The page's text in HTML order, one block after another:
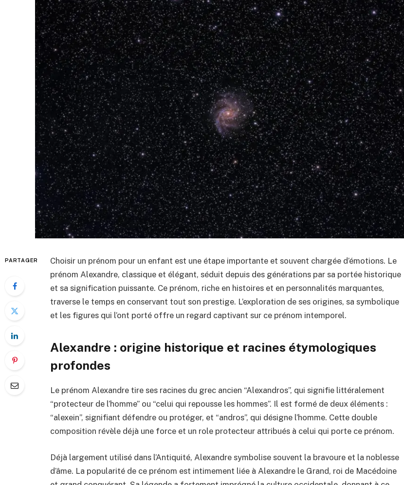
PARTAGER
Choisir un prénom pour un enfant est une étape importante et souvent chargée d’émotions. Le
prénom Alexandre, classique et élégant, séduit depuis des générations par sa portée historique
et sa signification puissante. Ce prénom, riche en histoires et en personnalités marquantes,
traverse le temps en conservant tout son prestige. L’exploration de ses origines, sa symbolique
et les figures qui l’ont porté offre un regard captivant sur ce prénom intemporel.
Alexandre : origine historique et racines étymologiques
profondes
Le prénom Alexandre tire ses racines du grec ancien “Alexandros”, qui signifie littéralement
“protecteur de l’homme” ou “celui qui repousse les hommes”. Il est formé de deux éléments :
“alexein”, signifiant défendre ou protéger, et “andros”, qui désigne l’homme. Cette double
composition révèle déjà une force et un role protecteur attribués à celui qui porte ce prénom.
Déjà largement utilisé dans l’Antiquité, Alexandre symbolise souvent la bravoure et la noblesse
d’âme. La popularité de ce prénom est intimement liée à Alexandre le Grand, roi de Macédoine